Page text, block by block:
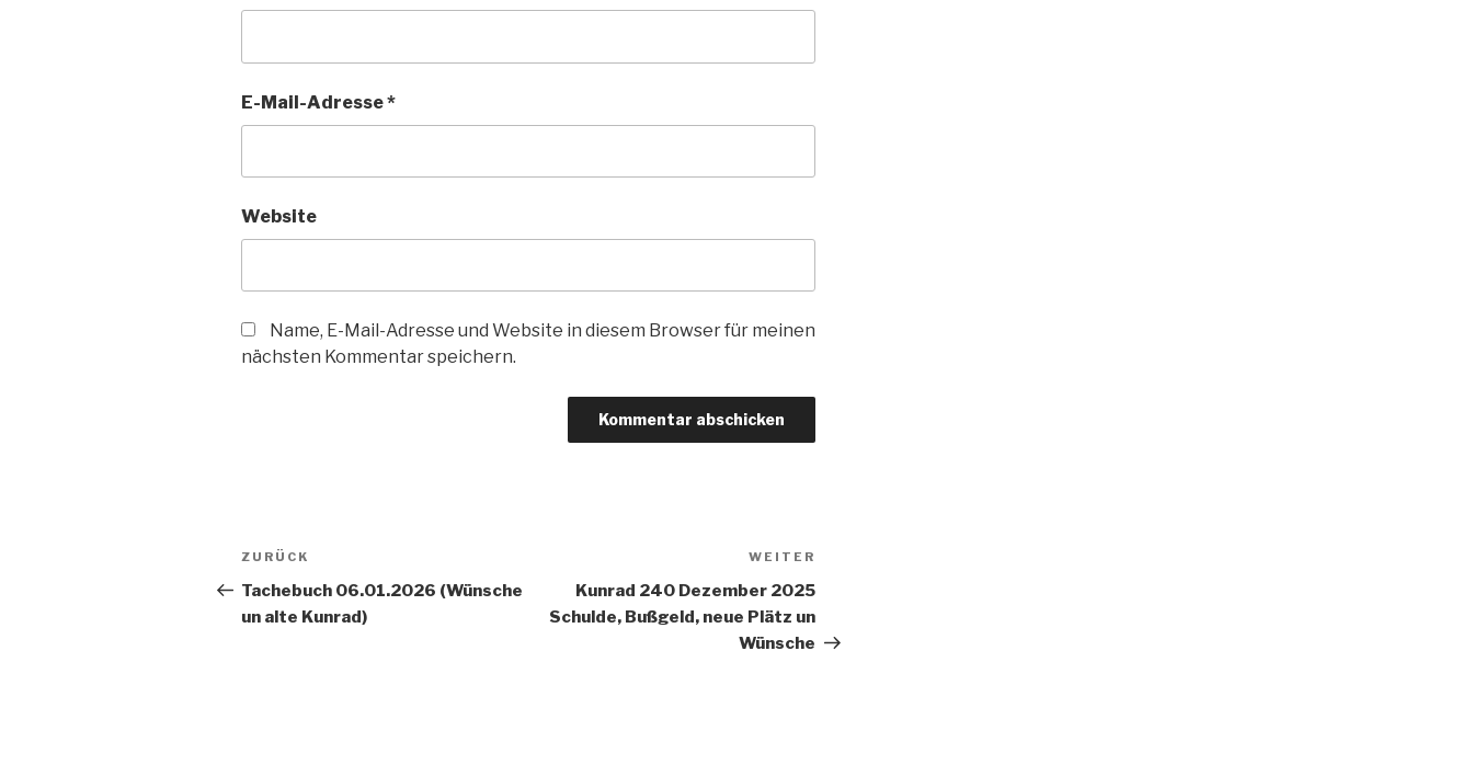
E-Mail-Adresse*
Website
Name, E-Mail-Adresse und Website in diesem Browser für meinen
nächsten Kommentar speichern.
Beitragsnavigation
Vorheriger
Beitrag
ZURÜCK
Tachebuch 06.01.2026 (Wünsche
un alte Kunrad)
Beitrag
WEITER
Kunrad 240 Dezember 2025
Schulde, Bußgeld, neue Plätz un
Wünsche